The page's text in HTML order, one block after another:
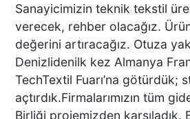
Yağmuru
TARIM İL
Sanayicimizin teknik tekstil
verecek, rehber olacağız.
değerini artıracağız. Otuza
Denizlidenilk kez Almanya
TechTextil Fuarı’na götürdük;
açtırdık.Firmalarımızın tüm
Birliği projemizden karşıladık.